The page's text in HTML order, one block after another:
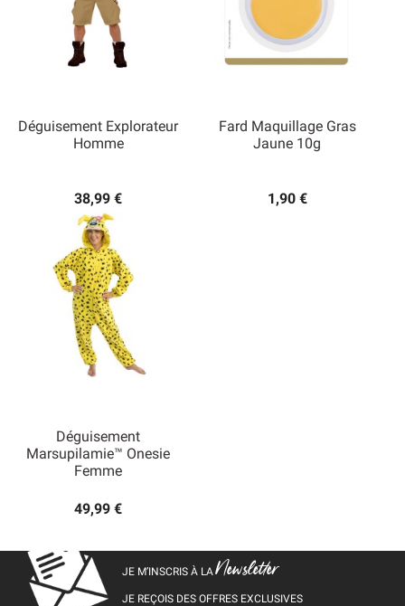
Déguisement Explorateur
Homme
38,99 €
Fard Maquillage Gras
Jaune 10g
1,90 €
Déguisement
Marsupilamie™ Onesie
Femme
49,99 €
JE M’INSCRIS À LANewsletter
JE REÇOIS DES OFFRES EXCLUSIVES